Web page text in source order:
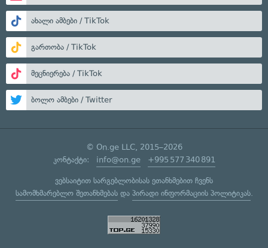
ახალი ამბები / TikTok
გართობა / TikTok
მეცნიერება / TikTok
ბოლო ამბები / Twitter
© On.ge LLC, 2015–2026
კონტაქტი: info@on.ge +995 577 340 891
ვებსაიტით სარგებლობისას ეთანხმებით ჩვენს
სამომხმარებლო შეთანხმებასდა პირადი ინფორმაციის პოლიტიკას.